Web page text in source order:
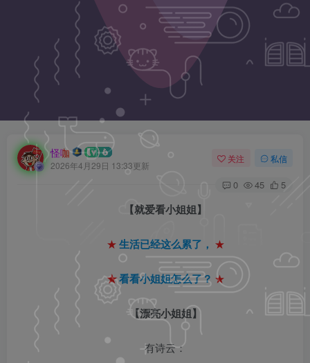
怪咖
2026年4月29日 13:33更新
关注 私信
0 45 5
【就爱看小姐姐】
★生活已经这么累了， ★
★看看小姐姐怎么了？ ★
【漂亮小姐姐】
有诗云：